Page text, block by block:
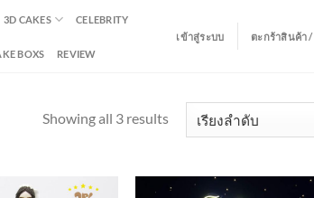
3D CAKES CELEBRITY
BOXS REVIEW
เข้าสู่ระบบ ตะกร้าสินค้า /
Showing all 3 results